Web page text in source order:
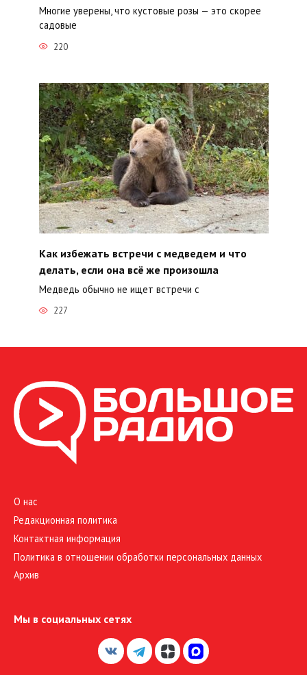
Многие уверены, что кустовые розы — это скорее
садовые
220
Как избежать встречи с медведем и что
делать, если она всё же произошла
Медведь обычно не ищет встречи с
227
О нас
Редакционная политика
Контактная информация
Политика в отношении обработки персональных данных
Архив
Мы в социальных сетях